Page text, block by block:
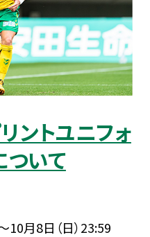
ントユニフォ
ついて
10月8日（日）23:59